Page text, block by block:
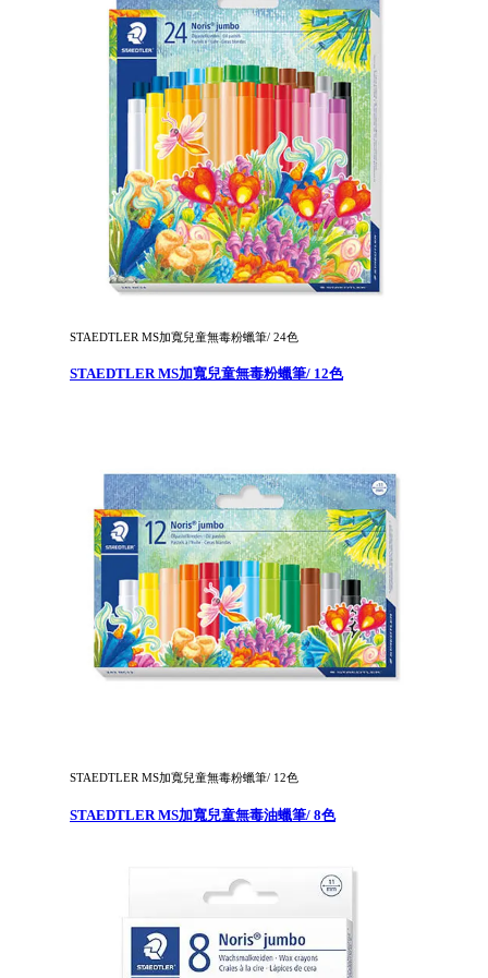
STAEDTLER MS加寬兒童無毒粉蠟筆/ 24色
STAEDTLER MS加寬兒童無毒粉蠟筆/ 12色
STAEDTLER MS加寬兒童無毒粉蠟筆/ 12色
STAEDTLER MS加寬兒童無毒油蠟筆/ 8色